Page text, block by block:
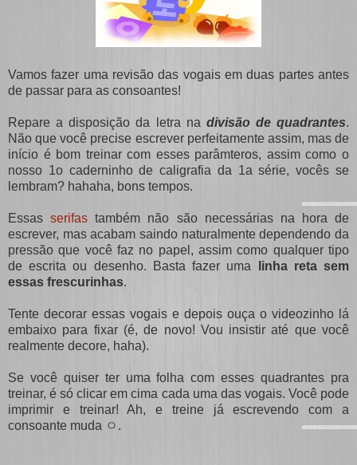
Vamos fazer uma revisão das vogais em duas partes antes
de passar para as consoantes!
Repare a disposição da letra na divisão de quadrantes.
Não que você precise escrever perfeitamente assim, mas de
início é bom treinar com esses parâmteros, assim como o
nosso 1o caderninho de caligrafia da 1a série, vocês se
lembram? hahaha, bons tempos.
Essasserifas também não são necessárias na hora de
escrever, mas acabam saindo naturalmente dependendo da
pressão que você faz no papel, assim como qualquer tipo
de escrita ou desenho. Basta fazer uma
linha reta sem
essas frescurinhas.
Tente decorar essas vogais e depois ouça o videozinho lá
embaixo para fixar (é, de novo! Vou insistir até que você
realmente decore, haha).
Se você quiser ter uma folha com esses quadrantes pra
treinar, é só clicar em cima cada uma das vogais. Você pode
imprimir e treinar! Ah, e treine já escrevendo com a
consoante muda ㅇ.